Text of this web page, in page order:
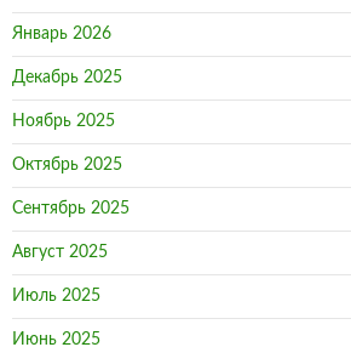
Январь 2026
Декабрь 2025
Ноябрь 2025
Октябрь 2025
Сентябрь 2025
Август 2025
Июль 2025
Июнь 2025